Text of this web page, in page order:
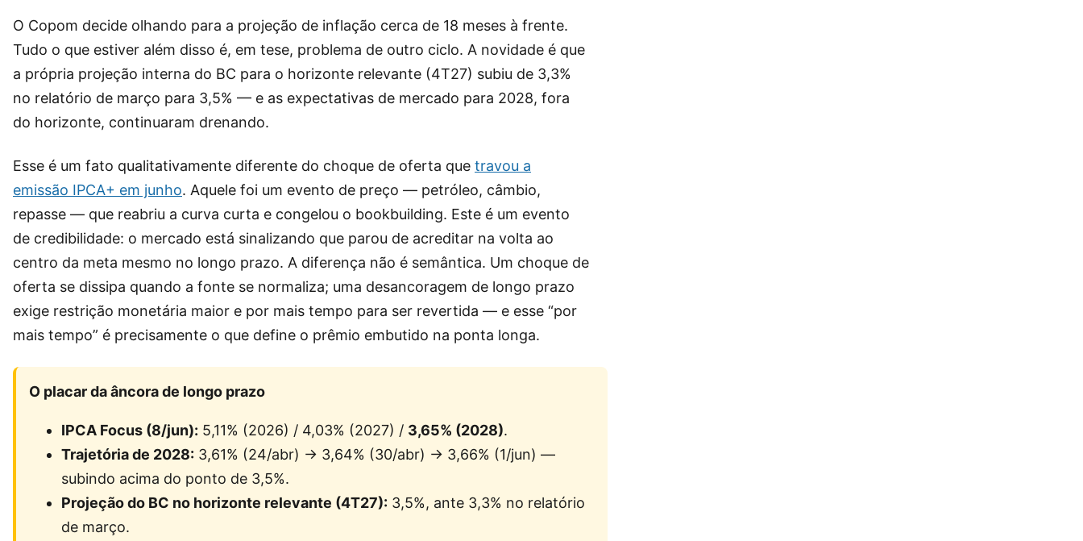
O Copom decide olhando para a projeção de inflação cerca de 18 meses à frente.
Tudo o que estiver além disso é, em tese, problema de outro ciclo. A novidade é que
a própria projeção interna do BC para o horizonte relevante (4T27) subiu de 3,3%
no relatório de março para 3,5% — e as expectativas de mercado para 2028, fora
do horizonte, continuaram drenando.
Esse é um fato qualitativamente diferente do choque de oferta que travou a
emissão IPCA+ em junho. Aquele foi um evento de preço — petróleo, câmbio,
repasse — que reabriu a curva curta e congelou o bookbuilding. Este é um evento
de credibilidade: o mercado está sinalizando que parou de acreditar na volta ao
centro da meta mesmo no longo prazo. A diferença não é semântica. Um choque de
oferta se dissipa quando a fonte se normaliza; uma desancoragem de longo prazo
exige restrição monetária maior e por mais tempo para ser revertida — e esse “por
mais tempo” é precisamente o que define o prêmio embutido na ponta longa.
O placar da âncora de longo prazo
IPCA Focus (8/jun): 5,11% (2026) / 4,03% (2027) / 3,65% (2028).
Trajetória de 2028: 3,61% (24/abr) → 3,64% (30/abr) → 3,66% (1/jun) —
subindo acima do ponto de 3,5%.
Projeção do BC no horizonte relevante (4T27): 3,5%, ante 3,3% no relatório
de março.